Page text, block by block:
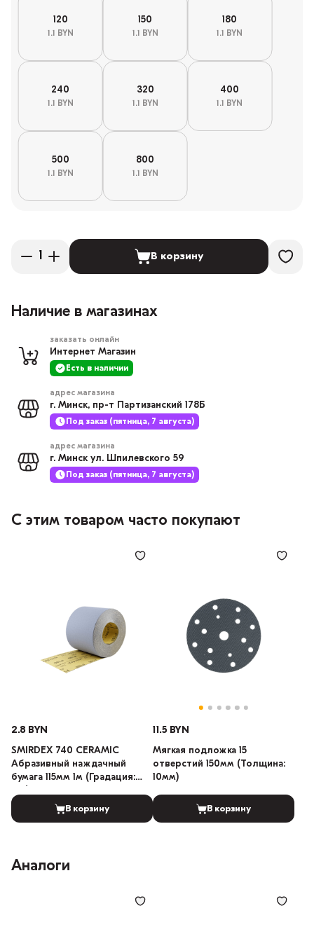
120
1.1 BYN
150
1.1 BYN
180
1.1 BYN
240
1.1 BYN
320
1.1 BYN
400
1.1 BYN
500
1.1 BYN
800
1.1 BYN
В корзину
Наличие в магазинах
заказать онлайн
Интернет Магазин
Есть в наличии
адрес магазина
г. Минск, пр-т Партизанский 178Б
Под заказ (пятница, 7 августа)
адрес магазина
г. Минск ул. Шпилевского 59
Под заказ (пятница, 7 августа)
С этим товаром часто покупают
2.8 BYN
SMIRDEX 740 CERAMIC
Абразивный наждачный
бумага 115мм 1м (Градация:
В корзину
11.5 BYN
Мягкая подложка 15
отверстий 150мм (Толщина:
10мм)
В корзину
Аналоги